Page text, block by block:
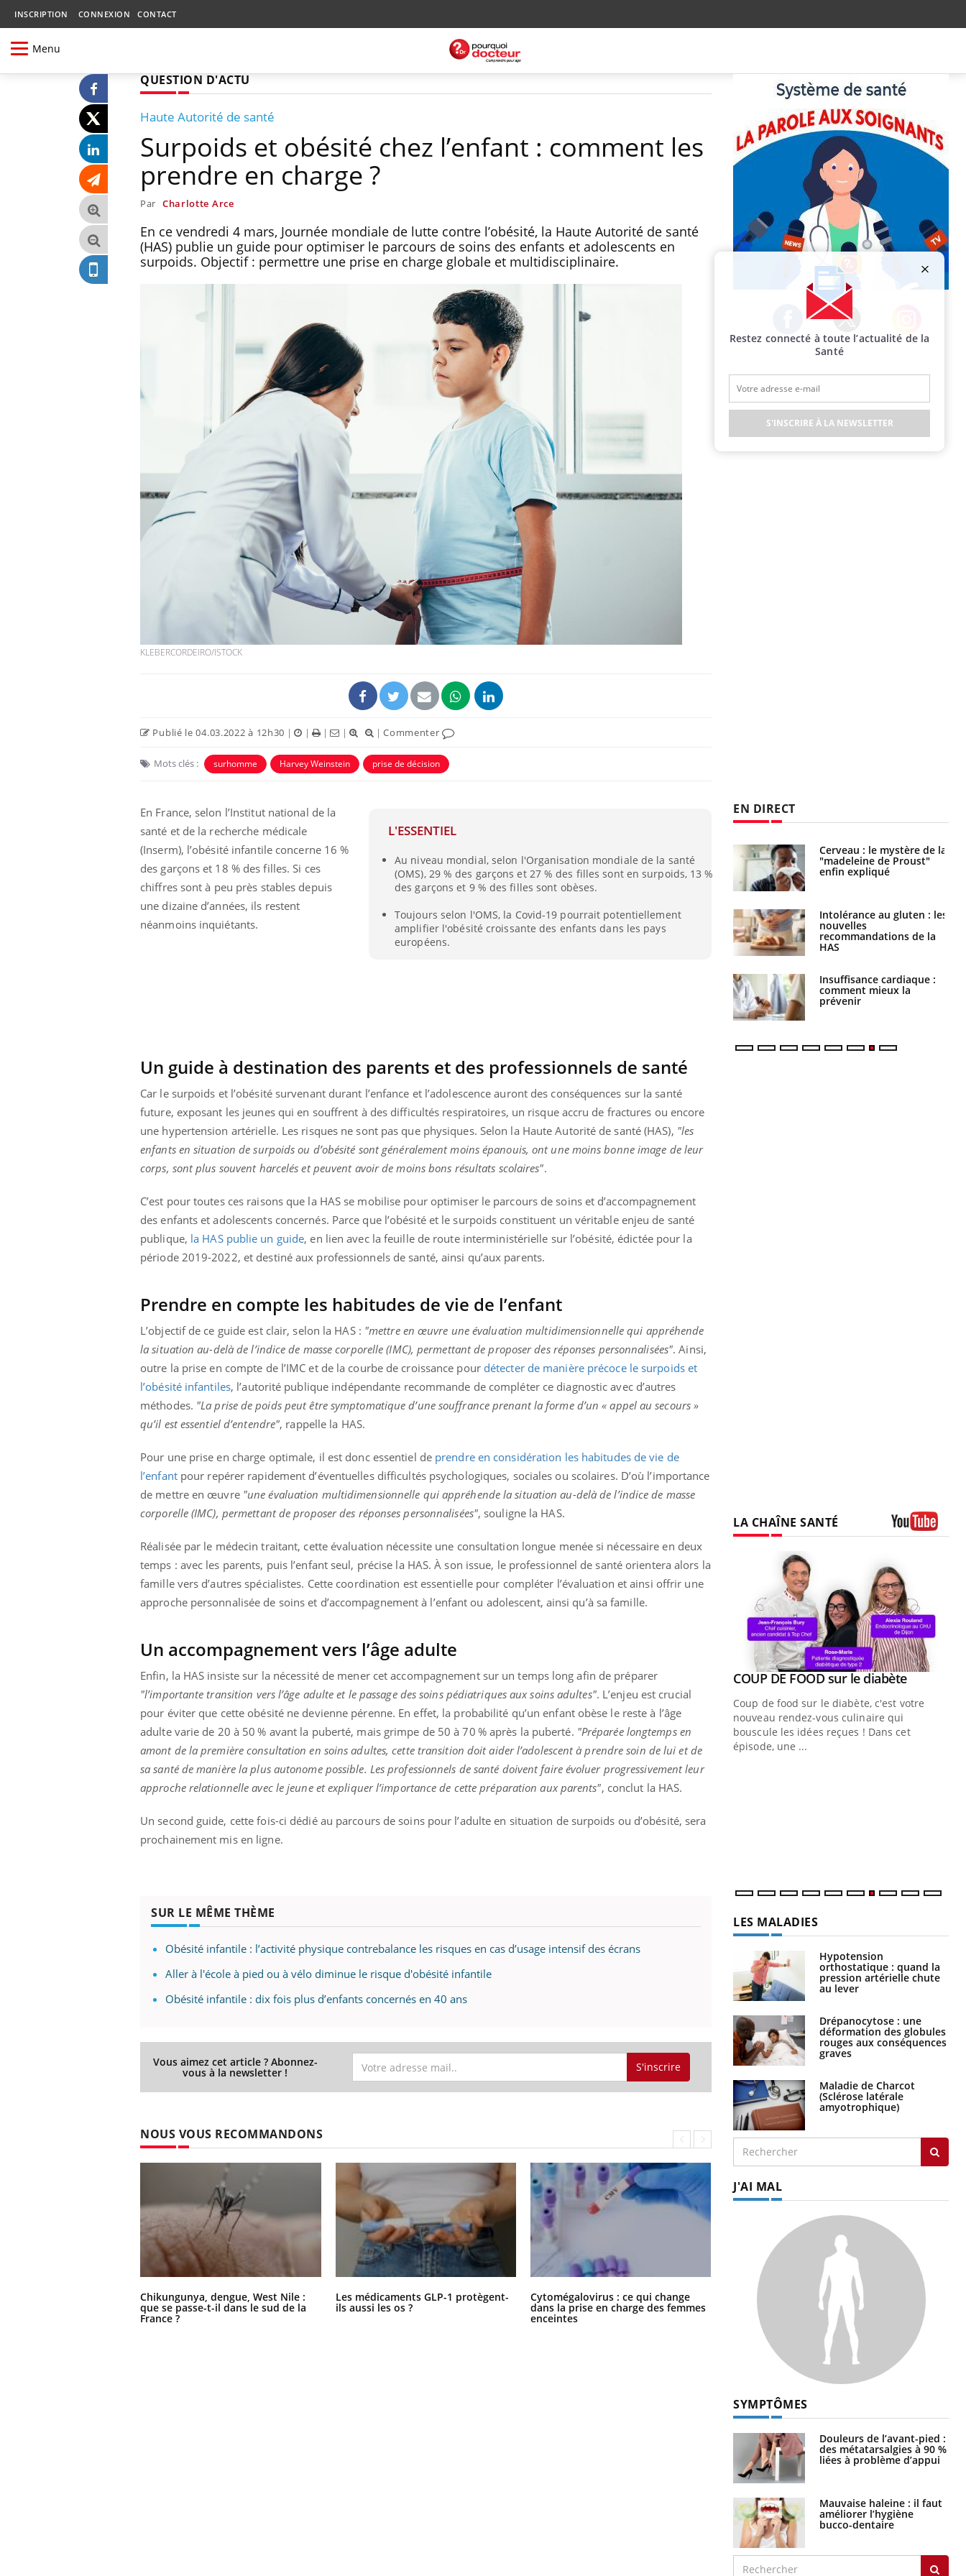
INSCRIPTION CONNEXION CONTACT
Menu
QUESTION D'ACTU
Haute Autorité de santé
Surpoids et obésité chez l’enfant : comment les
prendre en charge ?
Par Charlotte Arce
En ce vendredi 4 mars, Journée mondiale de lutte contre l’obésité, la Haute Autorité de santé
(HAS) publie un guide pour optimiser le parcours de soins des enfants et adolescents en
surpoids. Objectif : permettre une prise en charge globale et multidisciplinaire.
KLEBERCORDEIRO/ISTOCK
Publié le 04.03.2022 à 12h30 | | | | |Commenter
Mots clés : surhomme Harvey Weinstein prise de décision
L'ESSENTIEL
Au niveau mondial, selon l'Organisation mondiale de la santé
(OMS), 29 % des garçons et 27 % des filles sont en surpoids, 13 %
des garçons et 9 % des filles sont obèses.
Toujours selon l'OMS, la Covid-19 pourrait potentiellement
amplifier l'obésité croissante des enfants dans les pays
européens.
En France, selon l’Institut national de la
santé et de la recherche médicale
(Inserm), l’obésité infantile concerne 16 %
des garçons et 18 % des filles. Si ces
chiffres sont à peu près stables depuis
une dizaine d’années, ils restent
néanmoins inquiétants.
Un guide à destination des parents et des professionnels de santé
Car le surpoids et l’obésité survenant durant l’enfance et l’adolescence auront des conséquences sur la santé
future, exposant les jeunes qui en souffrent à des difficultés respiratoires, un risque accru de fractures ou encore
une hypertension artérielle. Les risques ne sont pas que physiques. Selon la Haute Autorité de santé (HAS), "les
enfants en situation de surpoids ou d’obésité sont généralement moins épanouis, ont une moins bonne image de leur
corps, sont plus souvent harcelés et peuvent avoir de moins bons résultats scolaires".
C’est pour toutes ces raisons que la HAS se mobilise pour optimiser le parcours de soins et d’accompagnement
des enfants et adolescents concernés. Parce que l’obésité et le surpoids constituent un véritable enjeu de santé
publique, la HAS publie un guide, en lien avec la feuille de route interministérielle sur l’obésité, édictée pour la
période 2019-2022, et destiné aux professionnels de santé, ainsi qu’aux parents.
Prendre en compte les habitudes de vie de l’enfant
L’objectif de ce guide est clair, selon la HAS : "mettre en œuvre une évaluation multidimensionnelle qui appréhende
la situation au-delà de l’indice de masse corporelle (IMC), permettant de proposer des réponses personnalisées". Ainsi,
outre la prise en compte de l’IMC et de la courbe de croissance pour détecter de manière précoce le surpoids et
l’obésité infantiles, l’autorité publique indépendante recommande de compléter ce diagnostic avec d’autres
méthodes. "La prise de poids peut être symptomatique d’une souffrance prenant la forme d’un « appel au secours »
qu’il est essentiel d’entendre", rappelle la HAS.
Pour une prise en charge optimale, il est donc essentiel de prendre en considération les habitudes de vie de
l’enfantpour repérer rapidement d’éventuelles difficultés psychologiques, sociales ou scolaires. D’où l’importance
de mettre en œuvre "une évaluation multidimensionnelle qui appréhende la situation au-delà de l’indice de masse
corporelle (IMC), permettant de proposer des réponses personnalisées", souligne la HAS.
Réalisée par le médecin traitant, cette évaluation nécessite une consultation longue menée si nécessaire en deux
temps : avec les parents, puis l’enfant seul, précise la HAS. À son issue, le professionnel de santé orientera alors la
famille vers d’autres spécialistes. Cette coordination est essentielle pour compléter l’évaluation et ainsi offrir une
approche personnalisée de soins et d’accompagnement à l’enfant ou adolescent, ainsi qu’à sa famille.
Un accompagnement vers l’âge adulte
Enfin, la HAS insiste sur la nécessité de mener cet accompagnement sur un temps long afin de préparer
"l’importante transition vers l’âge adulte et le passage des soins pédiatriques aux soins adultes". L’enjeu est crucial
pour éviter que cette obésité ne devienne pérenne. En effet, la probabilité qu’un enfant obèse le reste à l’âge
adulte varie de 20 à 50 % avant la puberté, mais grimpe de 50 à 70 % après la puberté. "Préparée longtemps en
amont de la première consultation en soins adultes, cette transition doit aider l’adolescent à prendre soin de lui et de
sa santé de manière la plus autonome possible. Les professionnels de santé doivent faire évoluer progressivement leur
approche relationnelle avec le jeune et expliquer l’importance de cette préparation aux parents", conclut la HAS.
Un second guide, cette fois-ci dédié au parcours de soins pour l’adulte en situation de surpoids ou d’obésité, sera
prochainement mis en ligne.
SUR LE MÊME THÈME
Obésité infantile : l’activité physique contrebalance les risques en cas d’usage intensif des écrans
Aller à l'école à pied ou à vélo diminue le risque d'obésité infantile
Obésité infantile : dix fois plus d’enfants concernés en 40 ans
Vous aimez cet article ? Abonnez-
vous à la newsletter ! S'inscrire
NOUS VOUS RECOMMANDONS
Chikungunya, dengue, West Nile :
que se passe-t-il dans le sud de la
France ?
Les médicaments GLP-1 protègent-
ils aussi les os ?
Cytomégalovirus : ce qui change
dans la prise en charge des femmes
enceintes
La sieste empêche-t-elle de dormir
la nuit ?
Facebook Twitter Instagram
EN DIRECT
Mordue par un
secourue grâce à un
réflexe essentiel
Légionellose en Suisse :
quelle est l’origine de la
contamination ?
sommeil des enfants en
vacances ?
Bilan prévention : ce que
les kinés pourront
bientôt faire
Cerveau : le mystère de la
"madeleine de Proust"
enfin expliqué
Intolérance au gluten : les
nouvelles
recommandations de la
HAS
Insuffisance cardiaque :
comment mieux la
prévenir
Le décalage des horaires
d'été : quel impact sur le
sommeil ?
Grossesse : ces polluants
pourraient influencer le
poids des enfants
Autisme : pourquoi le
cerveau reconnaît-il les
visages autrement ?
LA CHAÎNE SANTÉ
Diabète & Ramadan 2026Youtube
Le Ramadan approche, et, pour de
nombreuses personnes atteintes de
diabète, c'est une période de questions, de
défis, mais ...
Youtube
Un « jumeau numérique » pour
faciliter l’accès à la médecine
préventive Youtube
Un établissement lié à un groupe
mutualiste innove en matière de bilan de
santé : l'utilisation d'un « jumeau
numérique » permet ...
Youtube
COUP DE FOOD sur le diabèteYoutube
Coup de food sur le diabète, c'est votre
nouveau rendez-vous culinaire qui
bouscule les idées reçues ! Dans cet
épisode, une ...
LES MALADIES
Hypotension
orthostatique : quand la
pression artérielle chute
au lever
Drépanocytose : une
déformation des globules
rouges aux conséquences
graves
Maladie de Charcot
(Sclérose latérale
amyotrophique)
J'AI MAL
SYMPTÔMES
Douleurs de l’avant-pied :
des métatarsalgies à 90 %
liées à problème d’appui
Mauvaise haleine : il faut
améliorer l’hygiène
bucco-dentaire
Restez connecté à toute l’actualité de la
Santé
S'INSCRIRE À LA NEWSLETTER